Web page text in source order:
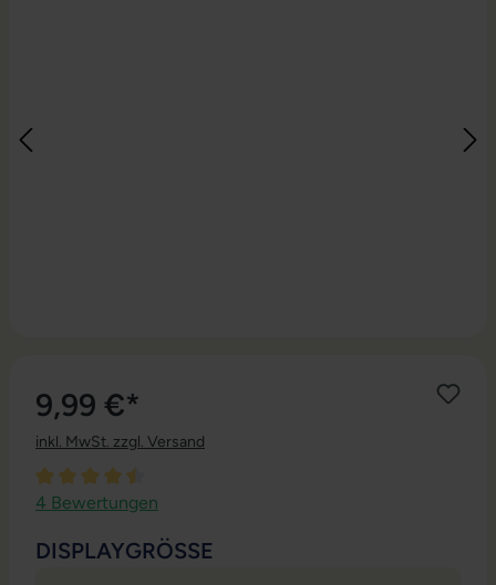
9,99 €*
inkl. MwSt. zzgl. Versand
Durchschnittliche Bewertung von 4.5 von 5 Sternen
4 Bewertungen
DISPLAYGRÖSSE